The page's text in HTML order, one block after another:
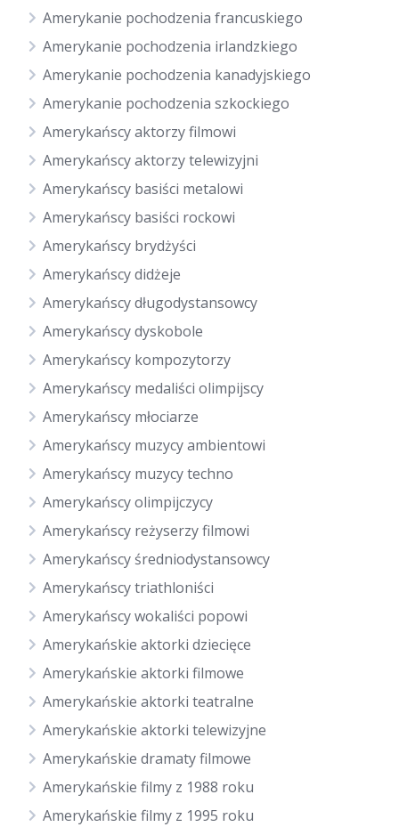
Amerykanie pochodzenia francuskiego
Amerykanie pochodzenia irlandzkiego
Amerykanie pochodzenia kanadyjskiego
Amerykanie pochodzenia szkockiego
Amerykańscy aktorzy filmowi
Amerykańscy aktorzy telewizyjni
Amerykańscy basiści metalowi
Amerykańscy basiści rockowi
Amerykańscy brydżyści
Amerykańscy didżeje
Amerykańscy długodystansowcy
Amerykańscy dyskobole
Amerykańscy kompozytorzy
Amerykańscy medaliści olimpijscy
Amerykańscy młociarze
Amerykańscy muzycy ambientowi
Amerykańscy muzycy techno
Amerykańscy olimpijczycy
Amerykańscy reżyserzy filmowi
Amerykańscy średniodystansowcy
Amerykańscy triathloniści
Amerykańscy wokaliści popowi
Amerykańskie aktorki dziecięce
Amerykańskie aktorki filmowe
Amerykańskie aktorki teatralne
Amerykańskie aktorki telewizyjne
Amerykańskie dramaty filmowe
Amerykańskie filmy z 1988 roku
Amerykańskie filmy z 1995 roku